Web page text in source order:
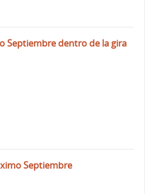
Septiembre dentro de la gira
Septiembre